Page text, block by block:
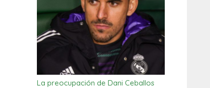
La preocupación de Dani Ceballos